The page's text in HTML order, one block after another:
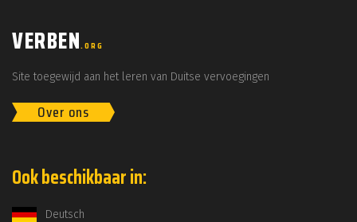
VERBEN.ORG
Site toegewijd aan het leren van Duitse vervoegingen
Over ons
Ook beschikbaar in:
Deutsch